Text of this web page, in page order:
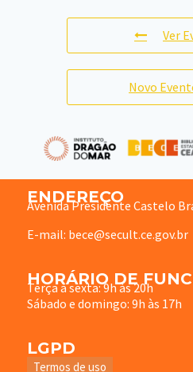
Ver
Novo
ENDEREÇO
Avenida Presidente Castelo
E-mail: bece@secult.ce.gov.br
HORÁRIO DE
Terça à sexta: 9h às 20h
Sábado e domingo: 9h às 17h
LGPD
Termos de uso